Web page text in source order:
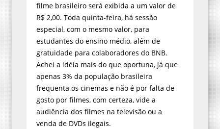
filme brasileiro será exibida a um valor de
R$ 2,00. Toda quinta-feira, há sessão
especial, com o mesmo valor, para
estudantes do ensino médio, além de
gratuidade para colaboradores do BNB.
Achei a idéia mais do que oportuna, já que
apenas 3% da população brasileira
frequenta os cinemas e não é por falta de
gosto por filmes, com certeza, vide a
audiência dos filmes na televisão ou a
venda de DVDs ilegais.